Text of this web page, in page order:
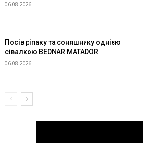
06.08.2026
Посів ріпаку та соняшнику однією
сівалкою BEDNAR MATADOR
06.08.2026